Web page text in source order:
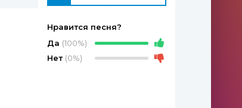
Нравится песня?
Да (100%)
Нет (0%)